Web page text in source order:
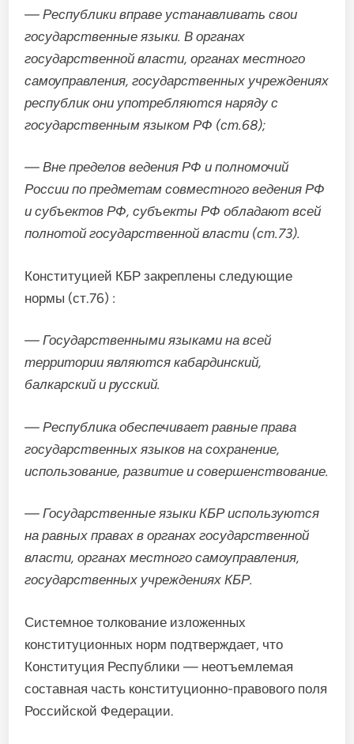
— Республики вправе устанавливать свои
государственные языки. В органах
государственной власти, органах местного
самоуправления, государственных учреждениях
республик они употребляются наряду с
государственным языком РФ (ст.68);
— Вне пределов ведения РФ и полномочий
России по предметам совместного ведения РФ
и субъектов РФ, субъекты РФ обладают всей
полнотой государственной власти (ст.73).
Конституцией КБР закреплены следующие
нормы (ст.76) :
— Государственными языками на всей
территории являются кабардинский,
балкарский и русский.
— Республика обеспечивает равные права
государственных языков на сохранение,
использование, развитие и совершенствование.
— Государственные языки КБР используются
на равных правах в органах государственной
власти, органах местного самоуправления,
государственных учреждениях КБР.
Системное толкование изложенных
конституционных норм подтверждает, что
Конституция Республики — неотъемлемая
составная часть конституционно-правового поля
Российской Федерации.